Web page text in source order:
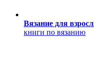
Вязание для
книги по вязанию